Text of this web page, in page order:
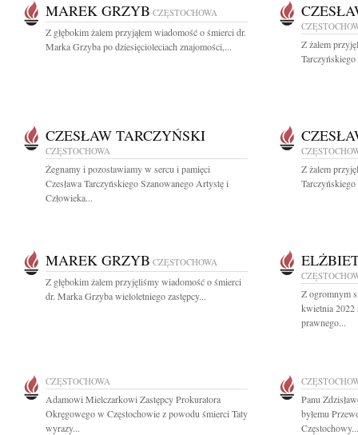
MAREK GRZYB CZĘSTOCHOWA
Z głębokim żalem przyjąłem wiadomość o śmierci dr.
Marka Grzyba po dziesięcioleciach znajomości,...
Z żalem
CZESŁAW TARCZYŃSKI
CZĘSTOCHOWA
Żegnamy i pozostawiamy w sercu i pamięci
Czesława Tarczyńskiego Szanowanego Artystę i
Człowieka...
Z żalem
MAREK GRZYB CZĘSTOCHOWA
Z głębokim żalem przyjęliśmy wiadomość o śmierci
dr. Marka Grzyba wieloletniego zastępcy...
Z ogromnym
kwietnia 2022
prawnego...
CZĘSTOCHOWA
Adamowi Mielczarkowi Zastępcy Prokuratora
Okręgowego w Częstochowie z powodu śmierci Taty
wyrazy...
Panu
byłemu
Częstochowy...